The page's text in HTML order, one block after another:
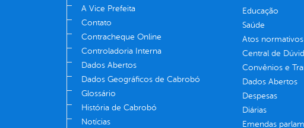
A Vice Prefeita
Contato
Contracheque Online
Controladoria Interna
Dados Abertos
Dados Geográficos de Cabrobó
Glossário
História de Cabrobó
Notícias
Educação
Saúde
Atos normativos
Central de
Convênios e
Dados Abertos
Despesas
Diárias
Emendas